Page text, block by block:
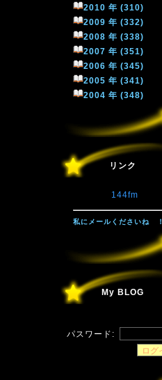
2010 年 (310)
2009 年 (332)
2008 年 (338)
2007 年 (351)
2006 年 (345)
2005 年 (341)
2004 年 (348)
リンク
144fm
私にメールくださいね ！
My BLOG
パスワード: